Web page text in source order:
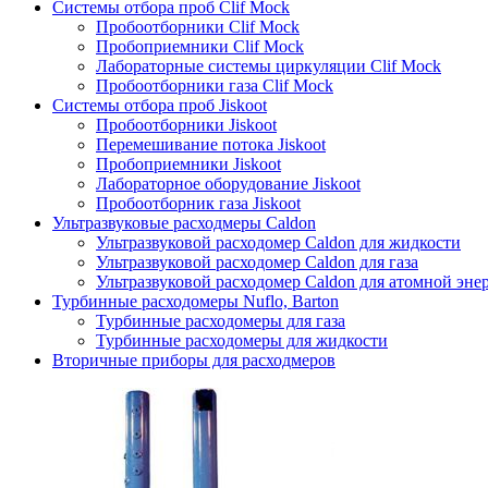
Системы отбора проб Clif Mock
Пробоотборники Clif Mock
Пробоприемники Clif Mock
Лабораторные системы циркуляции Clif Mock
Пробоотборники газа Clif Mock
Системы отбора проб Jiskoot
Пробоотборники Jiskoot
Перемешивание потока Jiskoot
Пробоприемники Jiskoot
Лабораторное оборудование Jiskoot
Пробоотборник газа Jiskoot
Ультразвуковые расходмеры Caldon
Ультразвуковой расходомер Caldon для жидкости
Ультразвуковой расходомер Caldon для газа
Ультразвуковой расходомер Caldon для атомной
Турбинные расходомеры Nuflo, Barton
Турбинные расходомеры для газа
Турбинные расходомеры для жидкости
Вторичные приборы для расходмеров